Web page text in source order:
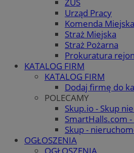
Urząd Pracy
Komenda
Straż Miejska
Straż Pożarna
Prokuratura
KATALOG FIRM
KATALOG FIRM
Dodaj firmę do
POLECAMY
Skup.io - Skup
SmartHalls.com
Skup -
OGŁOSZENIA